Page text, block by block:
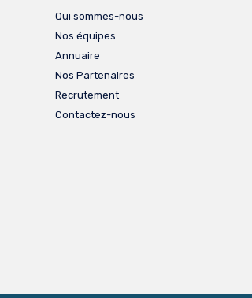
Qui sommes-nous
Nos équipes
Annuaire
Nos Partenaires
Recrutement
Contactez-nous